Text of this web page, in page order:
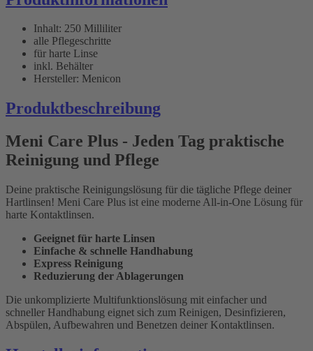
Inhalt: 250 Milliliter
alle Pflegeschritte
für harte Linse
inkl. Behälter
Hersteller: Menicon
Produktbeschreibung
Meni Care Plus - Jeden Tag praktische
Reinigung und Pflege
Deine praktische Reinigungslösung für die tägliche Pflege deiner
Hartlinsen! Meni Care Plus ist eine moderne All-in-One Lösung für
harte Kontaktlinsen.
Geeignet für harte Linsen
Einfache & schnelle Handhabung
Express Reinigung
Reduzierung der Ablagerungen
Die unkomplizierte Multifunktionslösung mit einfacher und
schneller Handhabung eignet sich zum Reinigen, Desinfizieren,
Abspülen, Aufbewahren und Benetzen deiner Kontaktlinsen.